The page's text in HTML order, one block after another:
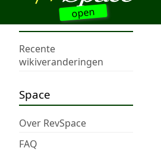
open
Recente
wikiveranderingen
Space
Over RevSpace
FAQ